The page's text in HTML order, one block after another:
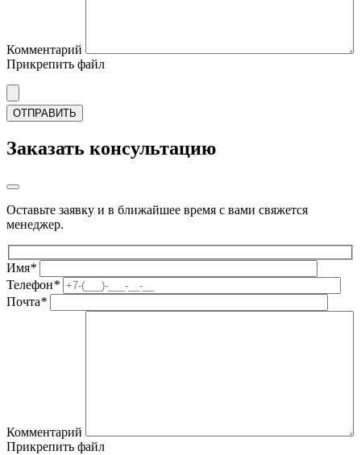
Комментарий
Прикрепить файл
Заказать консультацию
Оставьте заявку и в ближайшее время с вами свяжется
менеджер.
Имя*
Телефон*
Почта*
Комментарий
Прикрепить файл